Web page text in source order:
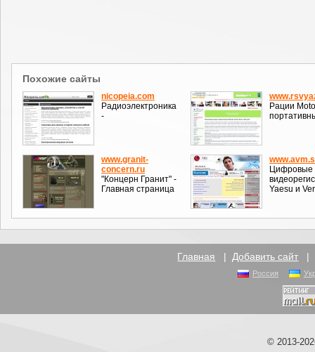
Похожие сайты
nicopeia.com
Радиоэлектроника
-
Рации
www.granit-
concern.ru
"Концерн Гранит" -
Главная страница
Цифровые
Yaesu и
Главная | Добавить сайт |
Россия
© 2013-